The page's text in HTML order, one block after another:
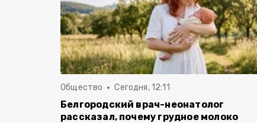
Общество Сегодня, 12:11
Белгородский врач-неонатолог
рассказал, почему грудное молоко